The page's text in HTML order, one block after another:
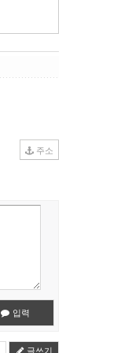
주소
입력
글쓰기